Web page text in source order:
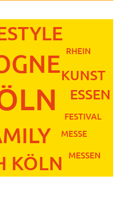
KÖLN
KUNST
ESSEN
FESTIVAL
MESSE
RHEIN
MESSEN